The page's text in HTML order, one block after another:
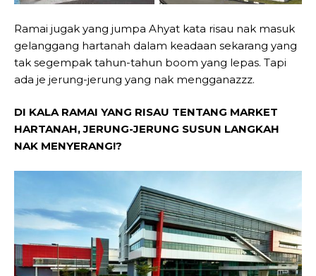
Ramai jugak yang jumpa Ahyat kata risau nak masuk
gelanggang hartanah dalam keadaan sekarang yang
tak segempak tahun-tahun boom yang lepas. Tapi
ada je jerung-jerung yang nak mengganazzz.
DI KALA RAMAI YANG RISAU TENTANG MARKET
HARTANAH, JERUNG-JERUNG SUSUN LANGKAH
NAK MENYERANG!?